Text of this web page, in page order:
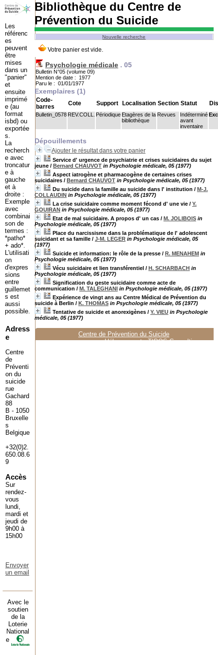
Bibliothèque du Centre de
Prévention du Suicide
Nouvelle recherche
Psychologie médicale. 05
Bulletin N°05 (volume 09)
Mention de date : 1977
Paru le : 01/01/1977
Exemplaires (1)
Code-
barres
Cote Support Localisation Section Statut
Bulletin_0578 REV.COLL. Périodique Etagères de la
bibliothèque
Revues
Indéterminé
avant
inventaire
Dépouillements
Ajouter le résultat dans votre panier
Service d' urgence de psychiatrie et crises suicidaires du sujet
jeune/ Bernard CHAUVOT in Psychologie médicale, 05 (1977)
Aspect iatrogène et pharmacogène de certaines crises
suicidaires/ Bernard CHAUVOT in Psychologie médicale, 05 (1977)
Du suicide dans la famille au suicide dans l' institution / M-J.
COLLAUDIN in Psychologie médicale, 05 (1977)
La crise suicidaire comme moment fécond d' une vie/ Y.
GOUIRAN in Psychologie médicale, 05 (1977)
Etat de mal suicidaire. A propos d' un cas/ M. JOLIBOIS in
Psychologie médicale, 05 (1977)
Place du narcissisme dans la problématique de l' adolescent
suicidant et sa famille/ J-M. LEGER in Psychologie médicale, 05
(1977)
Suicide et information: le rôle de la presse/ R. MENAHEM in
Psychologie médicale, 05 (1977)
Vécu suicidaire et lien transférentiel/ H. SCHARBACH in
Psychologie médicale, 05 (1977)
Signification du geste suicidaire comme acte de
communication / M. TALEGHANI in Psychologie médicale, 05 (1977)
Expérience de vingt ans au Centre Médical de Prévention du
suicide à Berlin / K. THOMAS in Psychologie médicale, 05 (1977)
Tentative de suicide et anorexigènes/ Y. VIEU in Psychologie
médicale, 05 (1977)
Centre de Prévention du Suicide
Hébergement :TIPOS Consulting
Les
référenc
es
peuvent
être
mises
dans un
"panier"
et
ensuite
imprimé
e (au
format
isbd) ou
exportée
s.
La
recherch
e avec
troncatur
e à
gauche
et à
droite :
Exemple
avec
combinai
son de
termes :
*patho*
+ ado*.
L'utilisati
on
d'expres
sions
entre
guillemet
s est
aussi
possible.
Adress
e
Centre
de
Préventi
on du
suicide
rue
Gachard
88
B - 1050
Bruxelle
s
Belgique
+32(0)2.
650.08.6
9
Accès
Sur
rendez-
vous
lundi,
mardi et
jeudi de
9h00 à
15h00
Envoyer
un email
Avec le
soutien
de la
Loterie
National
e